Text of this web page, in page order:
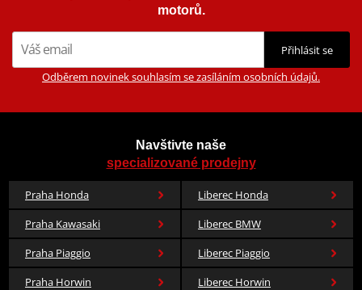
motorů.
Přihlásit se
Odběrem novinek souhlasím se zasíláním osobních údajů.
Navštivte naše
specializované prodejny
Praha Honda
Liberec Honda
Praha Kawasaki
Liberec BMW
Praha Piaggio
Liberec Piaggio
Praha Horwin
Liberec Horwin